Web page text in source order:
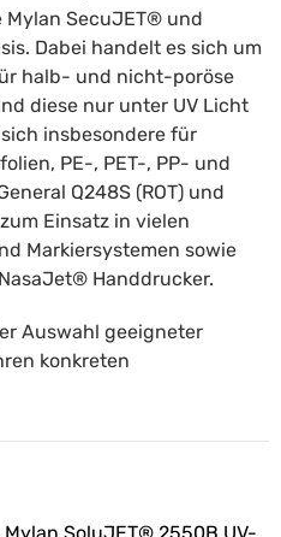
Mylan SecuJET® und
Dabei handelt es sich um
halb- und nicht-poröse
diese nur unter UV Licht
insbesondere für
PE-, PET-, PP- und
Q248S (ROT) und
Einsatz in vielen
Markiersystemen sowie
Handdrucker.
Auswahl geeigneter
konkreten
Mylan SoluJET® 2550B UV-